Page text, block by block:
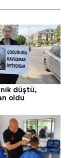
düştü,
oldu